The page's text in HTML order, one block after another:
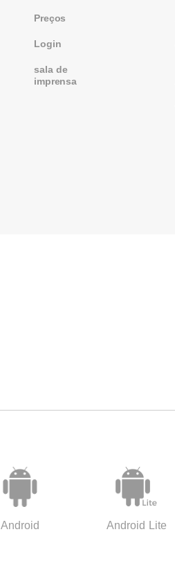
Preços
Login
sala de
imprensa
Android Android Lite